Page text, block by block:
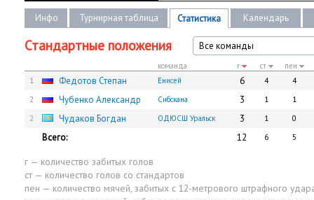
Инфо Турнирная таблица Статистика Календарь
Стандартные положения Все команды
команда г ст
пен
1
Федотов Степан Енисей 6 4
4
2
Чубенко Александр Сибскана 3 1
1
2
Чудаков Богдан ОДЮСШ Уральск 3 1 0
Всего: 12 6 5
г — количество забитых голов
ст — количество голов со стандартов
пен — количество мячей, забитых с 12-метрового штрафного